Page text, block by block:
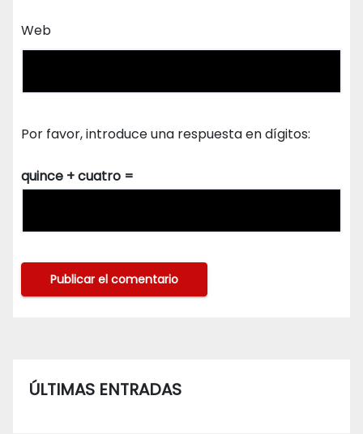
Web
Por favor, introduce una respuesta en dígitos:
quince + cuatro =
ÚLTIMAS ENTRADAS